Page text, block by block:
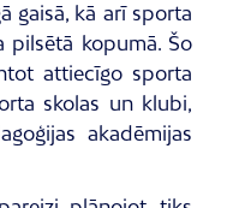
gaisā, kā arī sporta
pilsētā kopumā. Šo
attiecīgo sporta
skolas un klubi,
akadēmijas